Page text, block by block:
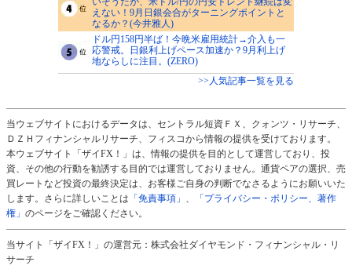
えない！9月日銀会合がターニングポイントと
なるか？(今井雅人)
ドル円158円半ば！今晩米雇用統計→介入も一
応警戒。日銀利上げペース加速か？9月利上げ
地ならしに注目。(ZERO)
>>人気記事一覧を見る
当ウェブサイトにおけるデータは、セントラル短資ＦＸ、クォンツ・リサーチ、
ＤＺＨフィナンシャルリサーチ、フィスコから情報の提供を受けております。
本ウェブサイト「ザイFX！」は、情報の提供を目的として運営しており、投
資、その他の行動を勧誘する目的では運営しておりません。通貨ペアの選択、売
買レートなど投資の最終決定は、お客様ご自身の判断でなさるようにお願いいた
します。さらに詳しいことは 「免責事項」
「プライバシー・ポリシー、著作
権」 のページをご確認ください。
当サイト「ザイFX！」の運営元：株式会社ダイヤモンド・フィナンシャル・リ
サーチ